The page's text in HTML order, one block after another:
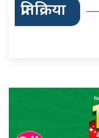
प्रतिक्रिया